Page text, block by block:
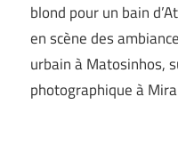
blond pour un bain
en scène des
urbain à Matosinhos,
photographique à